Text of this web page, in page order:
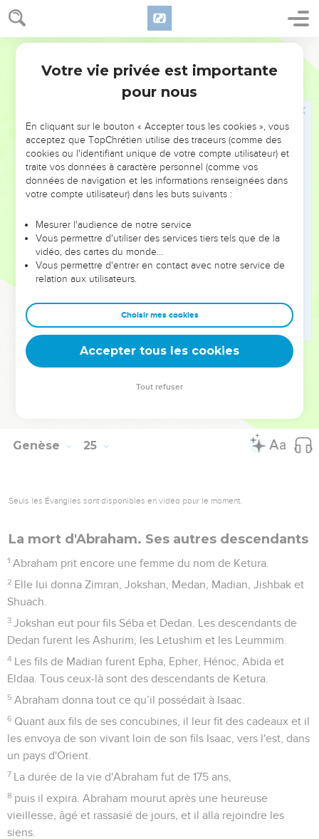
Genèse 24
avec cet homme ? » Elle répondit : « Oui. »
59 Alors ils laissèrent leur sœur Rebecca et sa nourrice partir
Ils bénirent Rebecca et lui dirent : « Toi qui es notre sœur,
deviens l’ancêtre de millions de personnes et que ta
Rebecca se leva avec ses servantes. Elles montèrent sur
les chameaux et suivirent l'homme. C’est ainsi que le
serviteur emmena Rebecca et repartit.
Quant à Isaac, il était revenu du puits de Lachaï-roï et
Un soir qu'il était sorti pour méditer dans les champs, il
leva les yeux et regarda : voici que des chameaux arrivaient.
Rebecca leva aussi les yeux, vit Isaac et descendit de son
chameau.
Elle demanda au serviteur : « Qui est l’homme qui vient
dans les champs à notre rencontre ? » Le serviteur répondit :
« C'est mon seigneur. » Alors elle prit son voile et se couvrit.
Le serviteur raconta à Isaac tout ce qu'il avait fait.
Isaac conduisit Rebecca dans la tente de Sara, sa mère. Il
Genèse 25
Seuls les Évangiles sont disponibles en vidéo pour le moment.
La mort d'Abraham. Ses autres descendants
1 Abraham prit encore une femme du nom de Ketura.
2 Elle lui donna Zimran, Jokshan, Medan, Madian, Jishbak et
Shuach.
3 Jokshan eut pour fils Séba et Dedan. Les descendants de
Dedan furent les Ashurim, les Letushim et les Leummim.
4 Les fils de Madian furent Epha, Epher, Hénoc, Abida et
Eldaa. Tous ceux-là sont des descendants de Ketura.
5 Abraham donna tout ce qu’il possédait à Isaac.
6 Quant aux fils de ses concubines, il leur fit des cadeaux et il
les envoya de son vivant loin de son fils Isaac, vers l'est, dans
un pays d'Orient.
7 La durée de la vie d'Abraham fut de 175 ans,
8 puis il expira. Abraham mourut après une heureuse
vieillesse, âgé et rassasié de jours, et il alla rejoindre les
siens.
Votre vie privée est importante
pour nous
En cliquant sur le bouton « Accepter tous les cookies », vous
acceptez que TopChrétien utilise des traceurs (comme des
cookies ou l'identifiant unique de votre compte utilisateur) et
traite vos données à caractère personnel (comme vos
données de navigation et les informations renseignées dans
votre compte utilisateur) dans les buts suivants :
Mesurer l'audience de notre service
Vous permettre d'utiliser des services tiers tels que de la
vidéo, des cartes du monde…
Vous permettre d'entrer en contact avec notre service de
relation aux utilisateurs.
Choisir mes cookies
Accepter tous les cookies
Tout refuser